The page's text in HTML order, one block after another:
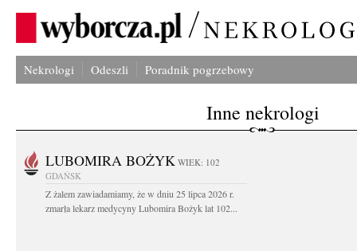
Nekrologi Odeszli Poradnik pogrzebowy
Inne nekrologi
LUBOMIRA BOŻYK WIEK: 102
GDAŃSK
Z żalem zawiadamiamy, że w dniu 25 lipca 2026 r.
zmarła lekarz medycyny Lubomira Bożyk lat 102...